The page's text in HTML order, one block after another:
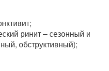
ринит – сезонный и
обструктивный);